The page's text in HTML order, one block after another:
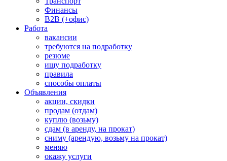
Финансы
B2B (+офис)
Работа
вакансии
требуются на подработку
резюме
ищу подработку
правила
способы оплаты
Объявления
акции, скидки
продам (отдам)
куплю (возьму)
сдам (в аренду, на прокат)
сниму (арендую, возьму на прокат)
меняю
окажу услуги